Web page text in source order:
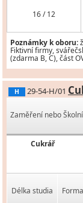
16 / 12
Poznámky k oboru:
Fiktivní firmy,
(zdarma B, C), část
H 29-54-H/01
Zaměření nebo
Cukrář
Délka studia